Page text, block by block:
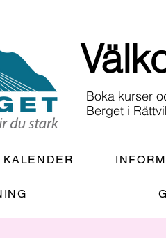
Boka kurser
Berget i
KALENDER